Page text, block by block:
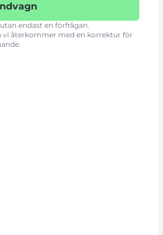
utan endast en förfrågan.
vi återkommer med en korrektur för